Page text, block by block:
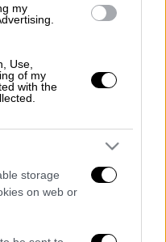
my
Use,
of my
with the
storage
on web or
βρήκε 27χρονο
κάνει εκ νέου
του Ποντένσε
έκλεισε ως
υπάρχει και
καλοκαίρι.
για να
το deal είναι να
στην λίστα